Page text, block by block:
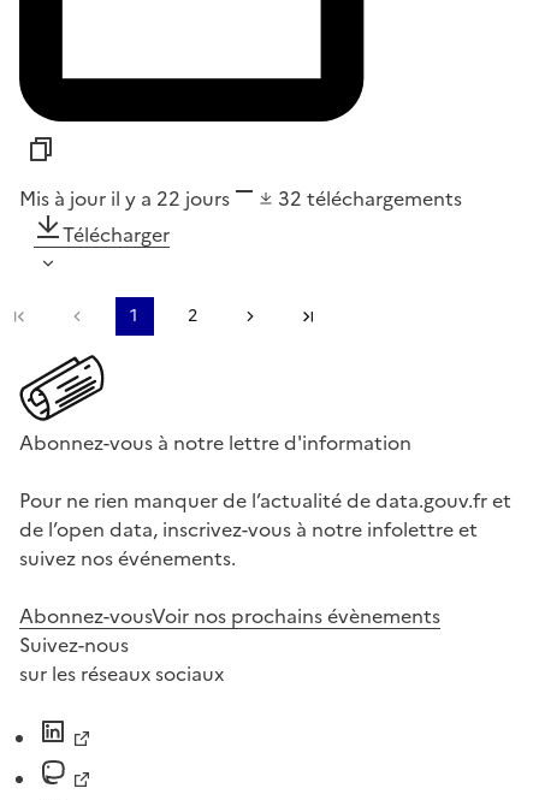
Mis à jour il y a 22 jours 32 téléchargements
Télécharger
Première pagePage précédente
1 2 Page suivante
Abonnez-vous à notre lettre d'information
Pour ne rien manquer de l’actualité de data.gouv.fr et
de l’open data, inscrivez-vous à notre infolettre et
suivez nos événements.
Abonnez-vousVoir nos prochains évènements
Suivez-nous
sur les réseaux sociaux